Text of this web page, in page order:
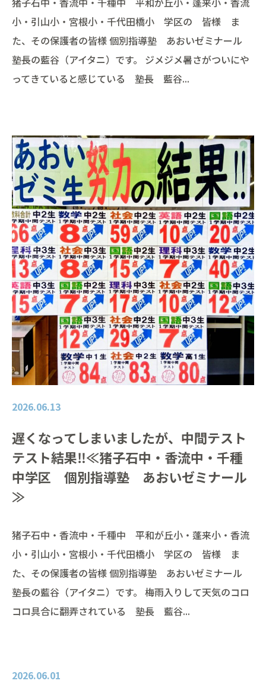
小・引山小・宮根小・千代田橋小 学区の 皆様 ま
た、その保護者の皆様 個別指導塾 あおいゼミナール
塾長の藍谷（アイタニ）です。 ジメジメ暑さがついにや
ってきていると感じている 塾長 藍谷...
2026.06.13
遅くなってしまいましたが、中間テスト
テスト結果‼≪猪子石中・香流中・千種
中学区 個別指導塾 あおいゼミナール
≫
猪子石中・香流中・千種中 平和が丘小・蓬来小・香流
小・引山小・宮根小・千代田橋小 学区の 皆様 ま
た、その保護者の皆様 個別指導塾 あおいゼミナール
塾長の藍谷（アイタニ）です。 梅雨入りして天気のコロ
コロ具合に翻弄されている 塾長 藍谷...
2026.06.01